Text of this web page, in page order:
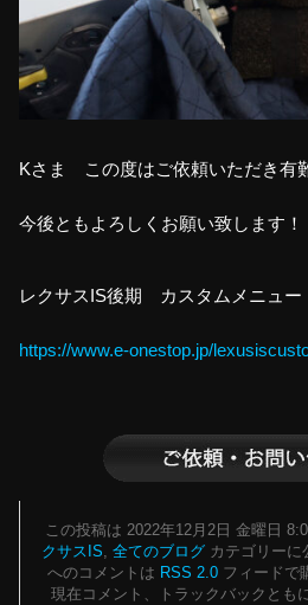
Kさま この度はご依頼いただき有
今後ともよろしくお願い致します
レクサスIS後期 カスタムメニュー
https://www.e-onestop.jp/
この投稿は 2022年12月2日 金曜日
クサスIS, 全てのブログカテゴリーに
へのコメントは RSS 2.0 フィードで
現在コメント、トラックバックとも